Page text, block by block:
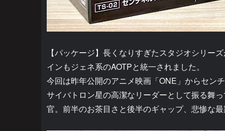
【パッケージ】長くなりすぎたスタジオシリー
インもジェネ系のAOTPと統一されました。
今回は昨年公開のアニメ映画「ONE」からセン
サイバトロン星の高潔なリーダーとして振る舞
官。前半のお茶目さと後半のギャップ、悲惨な